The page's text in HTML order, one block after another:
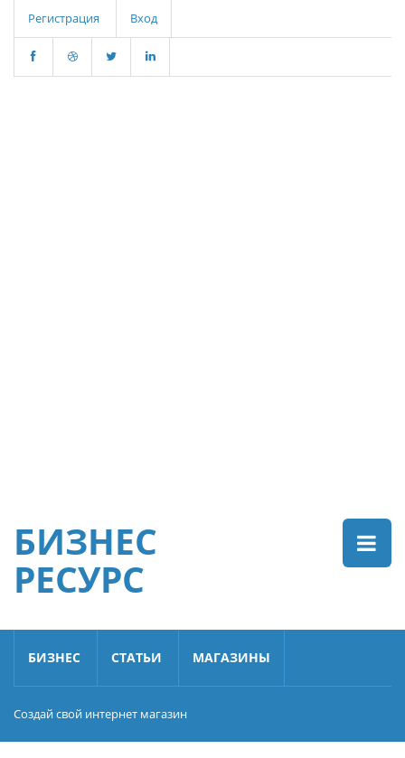
Регистрация Вход
БИЗНЕС
РЕСУРС
БИЗНЕС СТАТЬИ МАГАЗИНЫ
Создай свой интернет магазин